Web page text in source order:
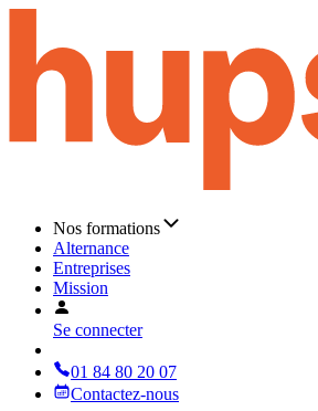
Nos formations
Alternance
Entreprises
Mission
Se connecter
01 84 80 20 07
Contactez-nous